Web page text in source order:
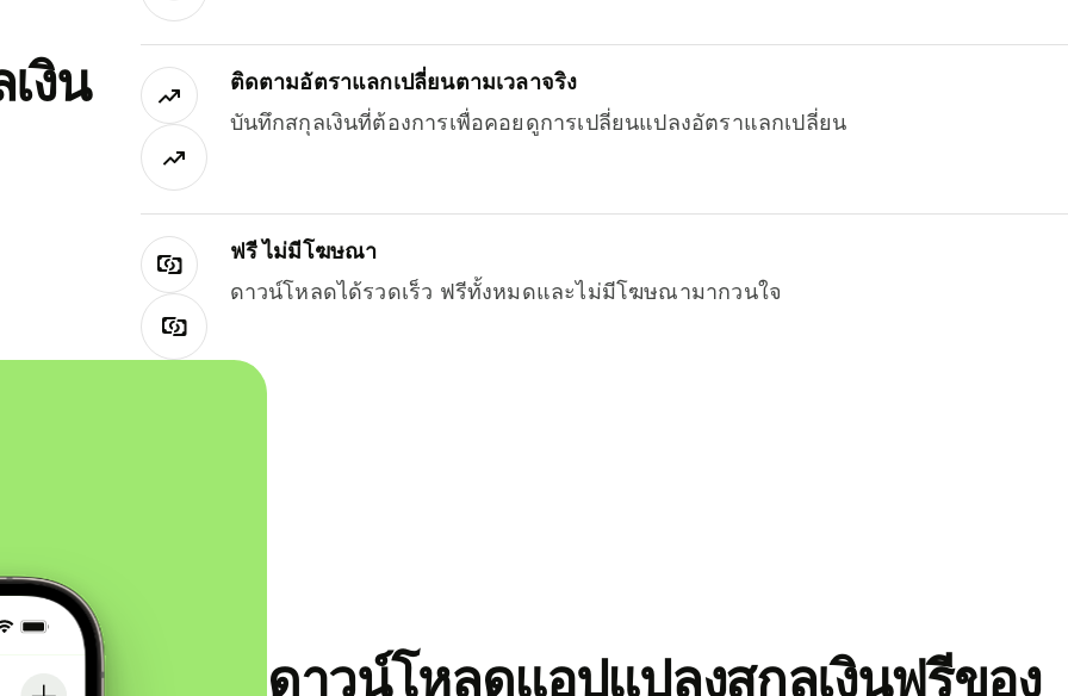
งิน
ติดตามอัตราแลกเปลี่ยนตามเวลาจริง
บันทึกสกุลเงินที่ต้องการเพื่อคอยดูการเปลี่ยนแปลงอัตราแลกเปลี่ยน
ฟรี ไม่มีโฆษณา
ดาวน์โหลดได้รวดเร็ว ฟรีทั้งหมดและไม่มีโฆษณามากวนใจ
ดาวน์โหลดแอปแปลงสกุลเงินฟรีของ